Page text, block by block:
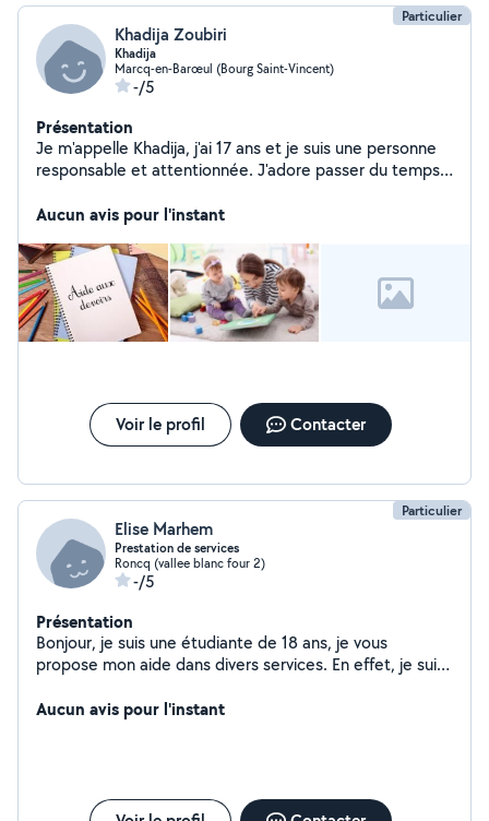
Particulier
Khadija Zoubiri
Khadija
Marcq-en-Barœul (Bourg Saint-Vincent)
-/5
Présentation
Je m'appelle Khadija, j'ai 17 ans et je suis une personne
responsable et attentionnée. J'adore passer du temps
l'expérience en babysitting et je suis également très à
quelqu'un de confiance pour prendre soin de vos
enfants et les aider dans leurs devoirs, je serais ravie de
vous aider !
Aucun avis pour l'instant
Voir le profil Contacter
Particulier
Elise Marhem
Prestation de services
Roncq (vallee blanc four 2)
-/5
Présentation
Bonjour, je suis une étudiante de 18 ans, je vous
propose mon aide dans divers services. En effet, je suis
tâches où je suis qualifiée pour aider mes parents à
Aucun avis pour l'instant